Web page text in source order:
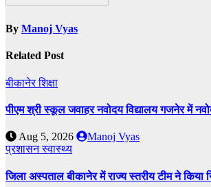
By Manoj Vyas
Related Post
बीकानेरशिक्षा
पीएम श्री स्कूल जवाहर नवोदय विद्यालय गजनेर में
Aug 5, 2026
Manoj Vyas
प्रशासनस्वास्थ्य
जिला अस्पताल बीकानेर में राज्य स्तरीय टीम ने किया